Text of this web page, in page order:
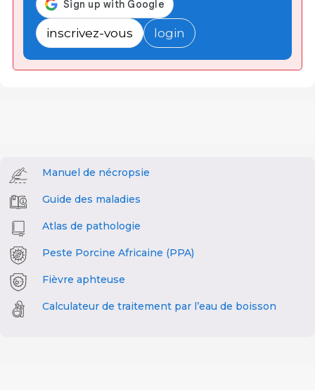
inscrivez-vous login
Manuel de nécropsie
Guide des maladies
Atlas de pathologie
Peste Porcine Africaine (PPA)
Fièvre aphteuse
Calculateur de traitement par l’eau de boisson